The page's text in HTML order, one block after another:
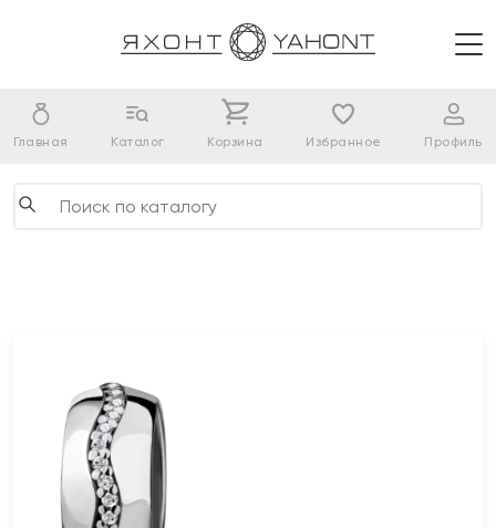
Главная Каталог Корзина Избранное Профиль